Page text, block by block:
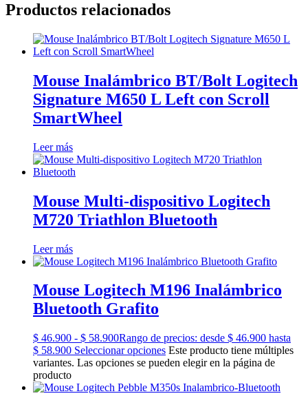
Productos relacionados
Mouse Inalámbrico BT/Bolt Logitech
Signature M650 L Left con Scroll
SmartWheel
Leer más
Mouse Multi-dispositivo Logitech
M720 Triathlon Bluetooth
Leer más
Mouse Logitech M196 Inalámbrico
Bluetooth Grafito
$ 46.900 - $ 58.900Rango de precios: desde $ 46.900 hasta
$ 58.900 Seleccionar opciones Este producto tiene múltiples
variantes. Las opciones se pueden elegir en la página de
producto